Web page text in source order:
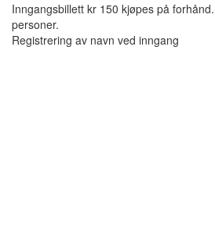
Inngangsbillett kr 150 kjøpes på
personer.
Registrering av navn ved inngang